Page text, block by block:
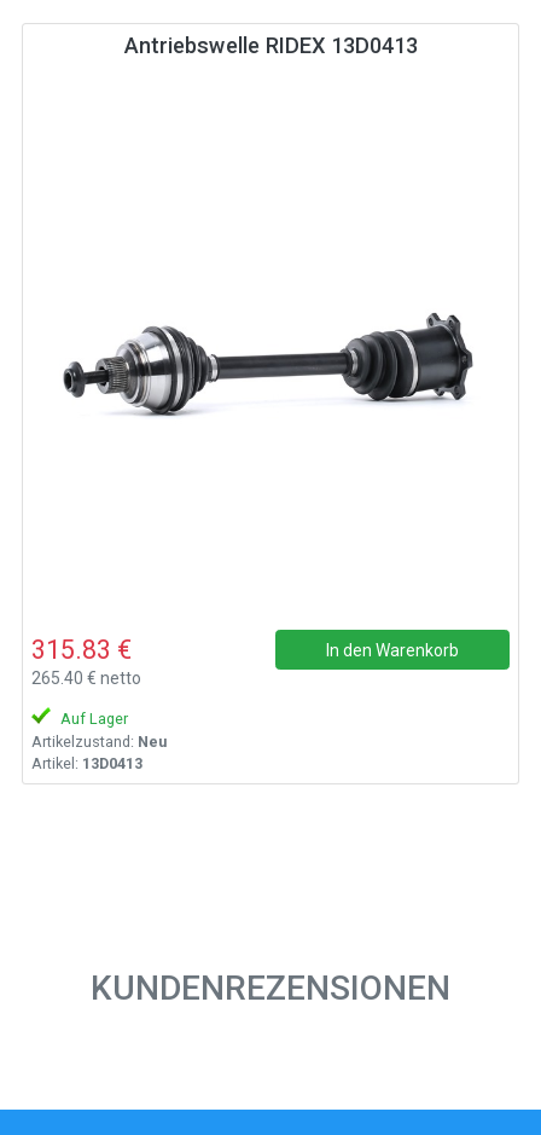
Antriebswelle RIDEX 13D0413
315.83 €
265.40 € netto
In den Warenkorb
Auf Lager
Artikelzustand: Neu
Artikel: 13D0413
KUNDENREZENSIONEN